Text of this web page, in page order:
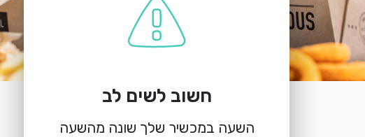
חשוב לשים לב
השעה במכשיר שלך שונה מהשעה